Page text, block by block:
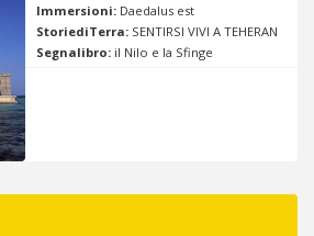
Immersioni: Daedalus est
StoriediTerra: SENTIRSI VIVI A TEHERAN
Segnalibro: il Nilo e la Sfinge